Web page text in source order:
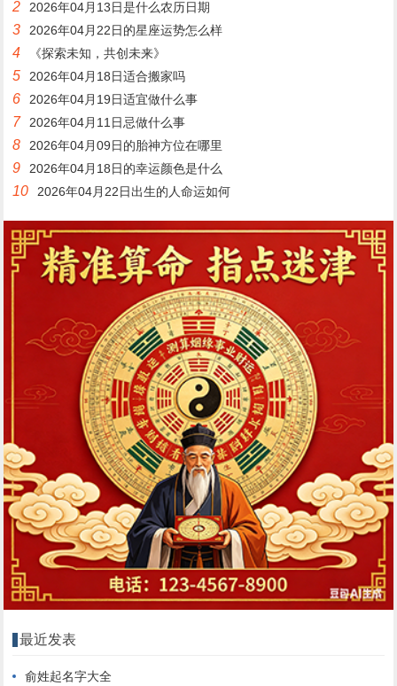
2 2026年04月13日是什么农历日期
3 2026年04月22日的星座运势怎么样
4 《探索未知，共创未来》
5 2026年04月18日适合搬家吗
6 2026年04月19日适宜做什么事
7 2026年04月11日忌做什么事
8 2026年04月09日的胎神方位在哪里
9 2026年04月18日的幸运颜色是什么
10 2026年04月22日出生的人命运如何
最近发表
俞姓起名字大全